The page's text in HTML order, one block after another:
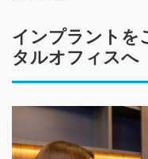
インプラントを
タルオフィスへ